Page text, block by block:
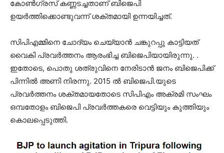
കോണ്‍ഗ്രസ് കണ്ണടച്ചതാണ് ബിജെപി
ഉയര്‍ത്തിക്കൊണ്ടുവന്ന് ശക്തമായി ഉന്നയിച്ചത്.
സിപിഎമ്മിനെ ചോദ്യം ചെയ്യാന്‍ ചങ്കുറപ്പു കാട്ടിയത്
വൈകി പ്രവര്‍ത്തനം ആരംഭിച്ച ബിജെപിയായിരുന്നു. .
ഇതോടെ, പൊതു ശത്രുവിനെ നേരിടാന്‍ ജനം ബിജെപിക്ക്
പിന്നില്‍ അണി നിരന്നു. 2015 ല്‍ ബിജെപി.യുടെ
പ്രവര്‍ത്തനം ശക്തമായതോടെ സിപിഎം അക്രമി സംഘം
ഒമ്പതോളം ബിജെപി പ്രവര്‍ത്തകരെ വെട്ടിയും കുത്തിയും
കൊലപ്പെടുത്തി.